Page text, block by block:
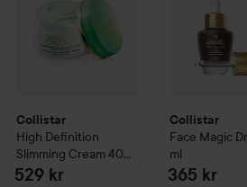
Collistar
High Definition
Slimming Cream400
ml
529 kr
Collistar
Face Magic
ml
365 kr